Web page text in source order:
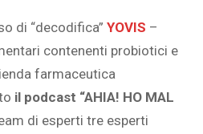
di “decodifica” YOVIS –
contenenti probiotici e
farmaceutica
il podcast “AHIA! HO MAL
di esperti tre esperti